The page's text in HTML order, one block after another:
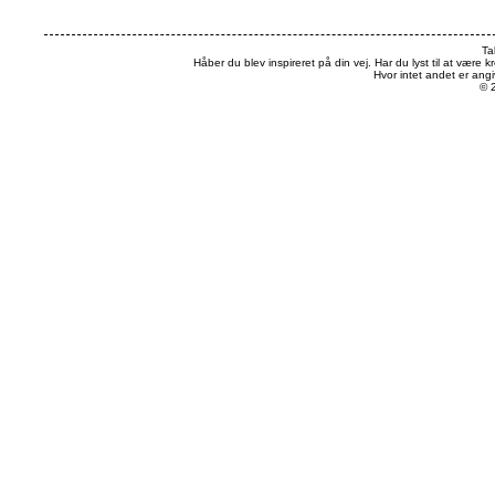
Håber du blev inspireret på din vej. Har du lyst til at være
Hvor intet andet er
©